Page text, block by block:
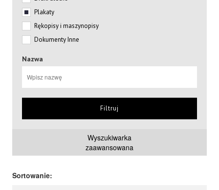
Plakaty
Rękopisy i maszynopisy
Dokumenty Inne
Nazwa
Filtruj
Wyszukiwarka
zaawansowana
Sortowanie: